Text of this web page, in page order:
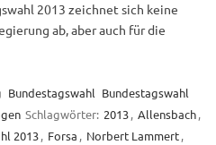
2013 zeichnet sich keine
ab, aber auch für die
Bundestagswahl Bundestagswahl
Schlagwörter: 2013, Allensbach,
2013, Forsa , Norbert Lammert,